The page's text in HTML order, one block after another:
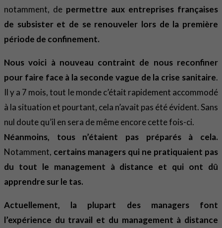
notamment, de permettre aux entreprises françaises
de subsister et de se renouveler lors de la première
période de confinement.
Nous voici à nouveau contraint de nous reconfiner
pour faire face à la seconde vague de la crise sanitaire.
Il y a 7 mois, tout le monde c’était rapidement accommodé
à la situation et pourtant, cela n’avait pas été évident. Sans
nul doute qu’il en sera de même encore cette fois-ci.
Néanmoins, tous n’étaient pas préparés à cela.
Notamment, certains managers qui ne pratiquaient pas
du tout le management à distance et qui ont dû
apprendre sur le tas.
Actuellement, la plupart des managers font
l’expérience du travail et du management à distance